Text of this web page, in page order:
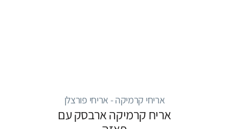
אריחי קרמיקה - אריחי פורצלן
אריח קרמיקה ארבסק עם